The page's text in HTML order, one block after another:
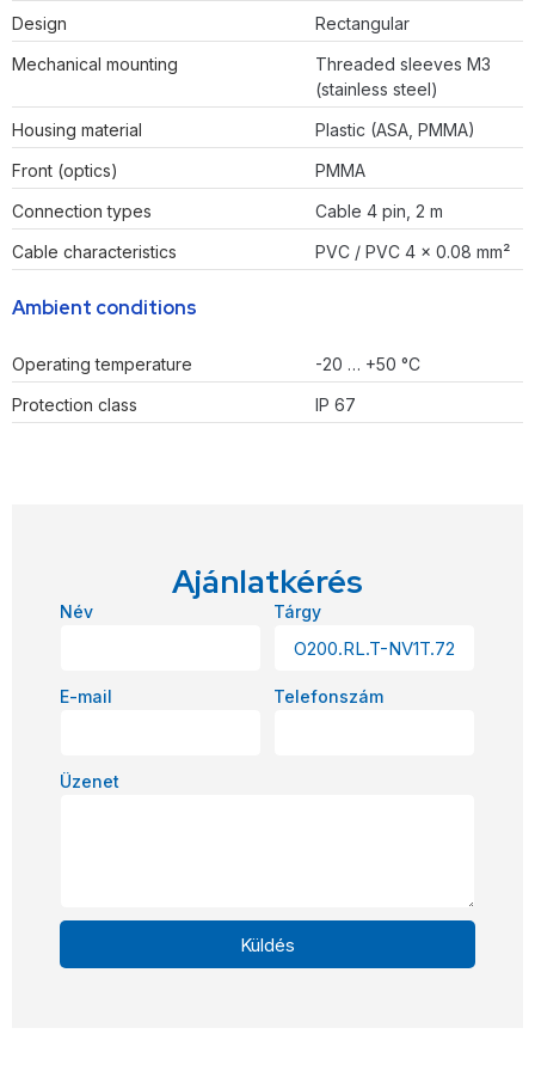
Design
Rectangular
Mechanical mounting
Threaded sleeves M3
(stainless steel)
Housing material
Plastic (ASA, PMMA)
Front (optics)
PMMA
Connection types
Cable 4 pin, 2 m
Cable characteristics
PVC / PVC 4 x 0.08 mm²
Ambient conditions
Operating temperature
-20 … +50 °C
Protection class
IP 67
Ajánlatkérés
Név Tárgy
E-mail Telefonszám
Üzenet
Küldés